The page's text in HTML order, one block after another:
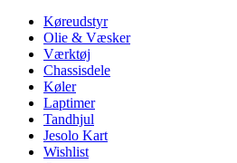
Køreudstyr
Olie & Væsker
Værktøj
Chassisdele
Køler
Laptimer
Tandhjul
Jesolo Kart
Wishlist